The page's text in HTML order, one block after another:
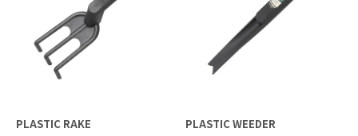
PLASTIC RAKE PLASTIC WEEDER